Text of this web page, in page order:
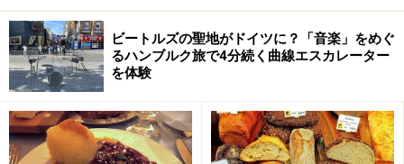
草原に立つヴィース教会。外観は質素ですが、内部は華麗で
荘厳な神の家です © Mueller, Werner H.
ドイツ・ロココ建築の最高峰のひとつと謳われるヴィー
ス巡礼教会は、1983年に世界遺産として登録されまし
た。ここに安置されているのは、涙を流し、病人を癒す
と言われるキリスト像。1738年に地元の農婦が祈りを捧
ビートルズの聖地がドイツに？「音楽」をめぐ
るハンブルク旅で4分続く曲線エスカレーター
を体験